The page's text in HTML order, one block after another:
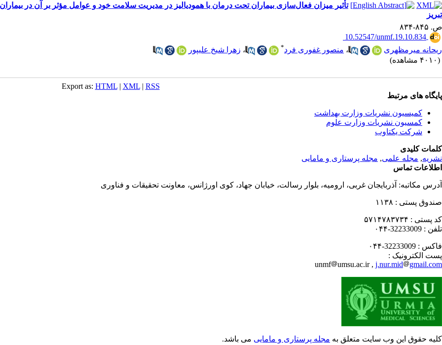
تأثیر میزان فعال‌سازی بیماران تحت درمان با همودیالیز در مدیریت سلامت خود و عوامل مؤثر بر آن در
تبریز
ص. ۸۴۵-۸۳۴
‎ 10.52547/unmf.19.10.834
ریحانه میرمظهری
، منصور غفوری فرد* ، زهرا شیخ علیپور
(۴۰۱۰ مشاهده)
Export as: HTML| XML| RSS
پایگاه های مرتبط
کمیسیون نشریات وزارت بهداشت
کمسیون نشریات وزارت علوم
شرکت یکتاوب
کلمات کلیدی
نشریه, مجله علمی, مجله پرستاری و مامایی
اطلاعات تماس
آدرس مکاتبه: آذربایجان غربی، ارومیه، بلوار رسالت، خیابان جهاد، کوی اورژانس، معاونت تحقیقات و فناوری
صندوق پستی : ۱۱۳۸
کد پستی : ۵۷۱۴۷۸۳۷۳۴
تلفن : 32233009-۰۴۴
فاکس : 32233009-۰۴۴
پست الکترونیک :
unmf
umsu.ac.ir , j.nur.mid gmail.com
کلیه حقوق این وب سایت متعلق به مجله پرستاری و مامایی می باشد.